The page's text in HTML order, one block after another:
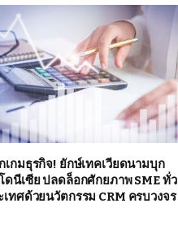
เกมธุรกิจ! ยักษ์เทคเวียดนามบุก
ดนีเซีย ปลดล็อกศักยภาพ SME ทั่ว
เทศด้วยนวัตกรรม CRM ครบวงจร